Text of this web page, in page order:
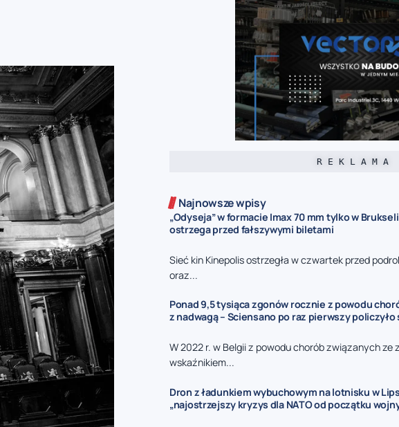
R E K L A M A
Najnowsze wpisy
„Odyseja” w formacie Imax 70 mm tylko w
ostrzega przed fałszywymi biletami
Sieć kin Kinepolis ostrzegła w czwartek przed
oraz...
Ponad 9,5 tysiąca zgonów rocznie z powodu
z nadwagą – Sciensano po raz pierwszy policzyło
W 2022 r. w Belgii z powodu chorób związanych ze
wskaźnikiem...
Dron z ładunkiem wybuchowym na lotnisku w
„najostrzejszy kryzys dla NATO od początku